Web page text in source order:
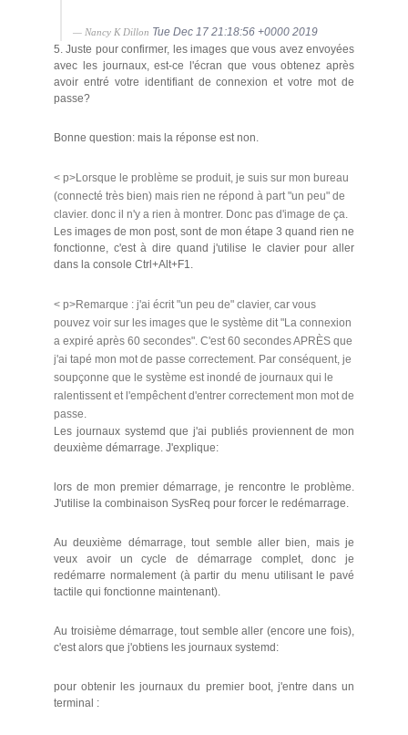
— Nancy K Dillon Tue Dec 17 21:18:56 +0000 2019
5. Juste pour confirmer, les images que vous avez envoyées
avec les journaux, est-ce l'écran que vous obtenez après
avoir entré votre identifiant de connexion et votre mot de
passe?
Bonne question: mais la réponse est non.
< p>Lorsque le problème se produit, je suis sur mon bureau
(connecté très bien) mais rien ne répond à part "un peu" de
clavier. donc il n'y a rien à montrer. Donc pas d'image de ça.
Les images de mon post, sont de mon étape 3 quand rien ne
fonctionne, c'est à dire quand j'utilise le clavier pour aller
dans la console Ctrl+Alt+F1.
< p>Remarque : j'ai écrit "un peu de" clavier, car vous
pouvez voir sur les images que le système dit "La connexion
a expiré après 60 secondes". C'est 60 secondes APRÈS que
j'ai tapé mon mot de passe correctement. Par conséquent, je
soupçonne que le système est inondé de journaux qui le
ralentissent et l'empêchent d'entrer correctement mon mot de
passe.
Les journaux systemd que j'ai publiés proviennent de mon
deuxième démarrage. J'explique:
lors de mon premier démarrage, je rencontre le problème.
J'utilise la combinaison SysReq pour forcer le redémarrage.
Au deuxième démarrage, tout semble aller bien, mais je
veux avoir un cycle de démarrage complet, donc je
redémarre normalement (à partir du menu utilisant le pavé
tactile qui fonctionne maintenant).
Au troisième démarrage, tout semble aller (encore une fois),
c'est alors que j'obtiens les journaux systemd:
pour obtenir les journaux du premier boot, j'entre dans un
terminal :